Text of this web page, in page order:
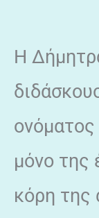
Η
ονόματος
μόνο της
κόρη της